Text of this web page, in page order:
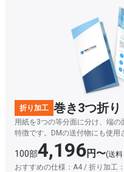
折り加工 巻き3つ折り
用紙を3つの等分面に分け、端
特徴です。DMの送付物にも使用
100部4,196円〜(送
おすすめの仕様：A4 / 折り加工